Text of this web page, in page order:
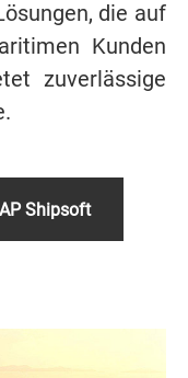
die auf
Kunden
zuverlässige
Shipsoft